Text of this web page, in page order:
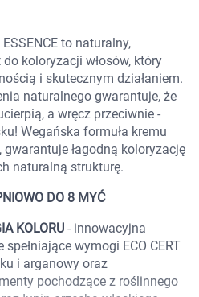
to naturalny,
koloryzacji włosów, który
i skutecznym działaniem.
naturalnego gwarantuje, że
a wręcz przeciwnie -
Wegańska formuła kremu
łagodną koloryzację
naturalną strukturę.
DO 8 MYĆ
KOLORU - innowacyjna
wymogi ECO CERT
i arganowy oraz
pochodzące z roślinnego